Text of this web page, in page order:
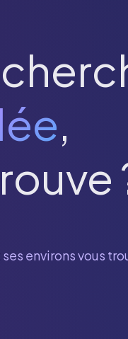
,
ses environs vous